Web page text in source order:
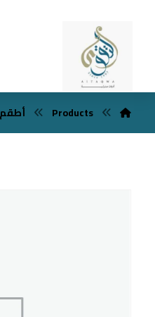
Products